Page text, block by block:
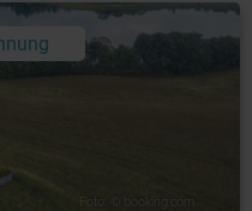
Foto: © booking.com